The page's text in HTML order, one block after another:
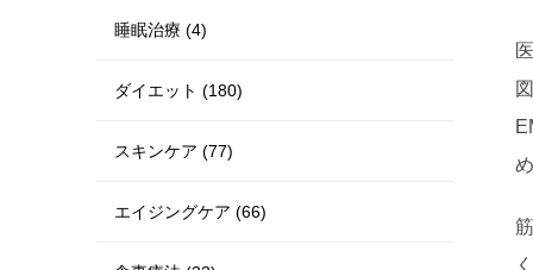
睡眠治療 (4)
ダイエット (180)
スキンケア (77)
エイジングケア (66)